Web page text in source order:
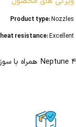
Product type:Nozzles
heat resistance:Excellent